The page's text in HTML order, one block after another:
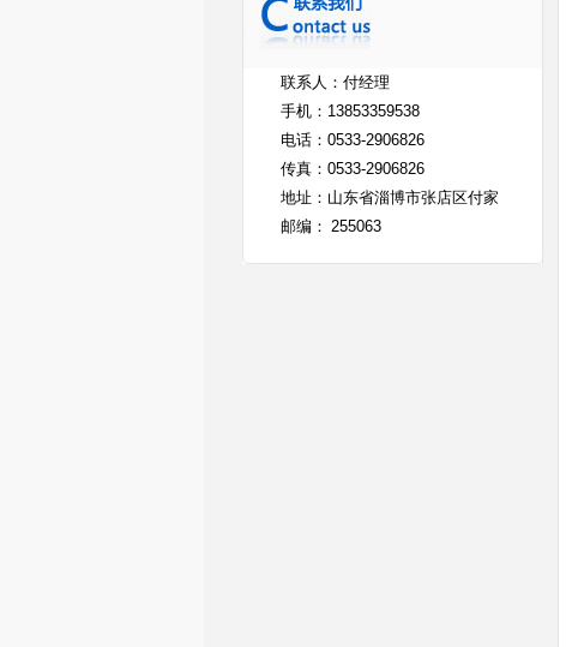
联系人：付经理
手机： 13853359538
电话： 0533-2906826
传真： 0533-2906826
地址：山东省淄博市张店区付家
邮编： 255063